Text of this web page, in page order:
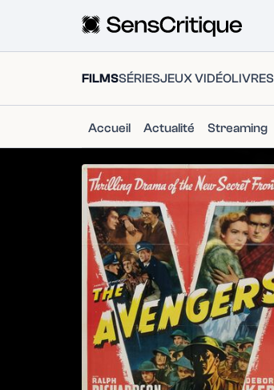
FILMSSÉRIESJEUX VIDÉOLIVRES
Accueil Actualité Streaming